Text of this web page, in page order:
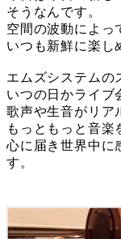
そうなんです。
空間の波動によっ
いつも新鮮に楽し
エムズシステムの
いつの日かライブ
歌声や生音がリア
もっともっと音楽
心に届き世界中に
す。